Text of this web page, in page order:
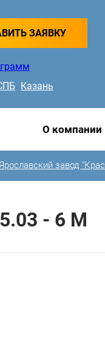
ЗАЯВКУ
Казань
О компании
Ярославский завод
- 6 М